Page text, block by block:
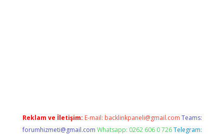
Reklam ve İletişim: E-mail: backlinkpaneli@gmail.com Teams:
forumhizmeti@gmail.com Whatsapp: 0262 606 0 726 Telegram: